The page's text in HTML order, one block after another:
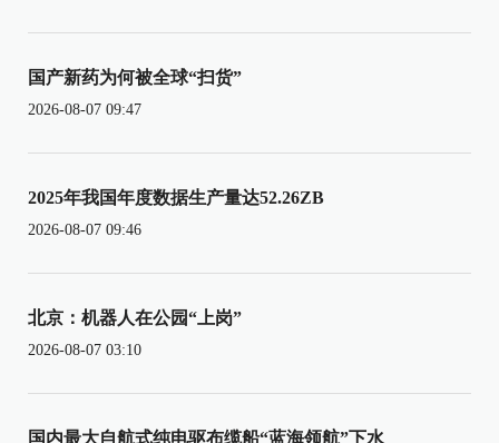
国产新药为何被全球“扫货”
2026-08-07 09:47
2025年我国年度数据生产量达52.26ZB
2026-08-07 09:46
北京：机器人在公园“上岗”
2026-08-07 03:10
国内最大自航式纯电驱布缆船“蓝海领航”下水